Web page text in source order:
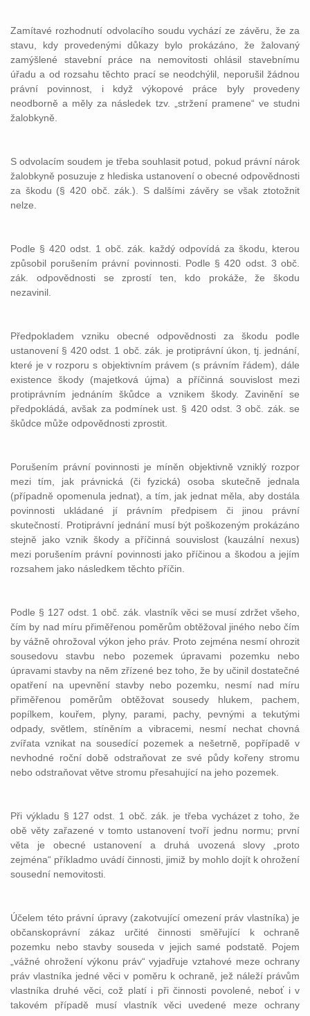
Zamítavé rozhodnutí odvolacího soudu vychází ze závěru, že za
stavu, kdy provedenými důkazy bylo prokázáno, že žalovaný
zamýšlené stavební práce na nemovitosti ohlásil stavebnímu
úřadu a od rozsahu těchto prací se neodchýlil, neporušil žádnou
právní povinnost, i když výkopové práce byly provedeny
neodborně a měly za následek tzv. „stržení pramene“ ve studni
žalobkyně.
S odvolacím soudem je třeba souhlasit potud, pokud právní nárok
žalobkyně posuzuje z hlediska ustanovení o obecné odpovědnosti
za škodu (§ 420 obč. zák.). S dalšími závěry se však ztotožnit
nelze.
Podle § 420 odst. 1 obč. zák. každý odpovídá za škodu, kterou
způsobil porušením právní povinnosti. Podle § 420 odst. 3 obč.
zák. odpovědnosti se zprostí ten, kdo prokáže, že škodu
nezavinil.
Předpokladem vzniku obecné odpovědnosti za škodu podle
ustanovení § 420 odst. 1 obč. zák. je protiprávní úkon, tj. jednání,
které je v rozporu s objektivním právem (s právním řádem), dále
existence škody (majetková újma) a příčinná souvislost mezi
protiprávním jednáním škůdce a vznikem škody. Zavinění se
předpokládá, avšak za podmínek ust. § 420 odst. 3 obč. zák. se
škůdce může odpovědnosti zprostit.
Porušením právní povinnosti je míněn objektivně vzniklý rozpor
mezi tím, jak právnická (či fyzická) osoba skutečně jednala
(případně opomenula jednat), a tím, jak jednat měla, aby dostála
povinnosti ukládané jí právním předpisem či jinou právní
skutečností. Protiprávní jednání musí být poškozeným prokázáno
stejně jako vznik škody a příčinná souvislost (kauzální nexus)
mezi porušením právní povinnosti jako příčinou a škodou a jejím
rozsahem jako následkem těchto příčin.
Podle § 127 odst. 1 obč. zák. vlastník věci se musí zdržet všeho,
čím by nad míru přiměřenou poměrům obtěžoval jiného nebo čím
by vážně ohrožoval výkon jeho práv. Proto zejména nesmí ohrozit
sousedovu stavbu nebo pozemek úpravami pozemku nebo
úpravami stavby na něm zřízené bez toho, že by učinil dostatečné
opatření na upevnění stavby nebo pozemku, nesmí nad míru
přiměřenou poměrům obtěžovat sousedy hlukem, pachem,
popílkem, kouřem, plyny, parami, pachy, pevnými a tekutými
odpady, světlem, stíněním a vibracemi, nesmí nechat chovná
zvířata vznikat na sousedící pozemek a nešetrně, popřípadě v
nevhodné roční době odstraňovat ze své půdy kořeny stromu
nebo odstraňovat větve stromu přesahující na jeho pozemek.
Při výkladu § 127 odst. 1 obč. zák. je třeba vycházet z toho, že
obě věty zařazené v tomto ustanovení tvoří jednu normu; první
věta je obecné ustanovení a druhá uvozená slovy „proto
zejména“ příkladmo uvádí činnosti, jimiž by mohlo dojít k ohrožení
sousední nemovitosti.
Účelem této právní úpravy (zakotvující omezení práv vlastníka) je
občanskoprávní zákaz určité činnosti směřující k ochraně
pozemku nebo stavby souseda v jejich samé podstatě. Pojem
„vážné ohrožení výkonu práv“ vyjadřuje vztahové meze ochrany
práv vlastníka jedné věci v poměru k ochraně, jež náleží právům
vlastníka druhé věci, což platí i při činnosti povolené, neboť i v
takovém případě musí vlastník věci uvedené meze ochrany